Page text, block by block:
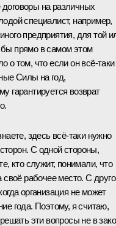
на различных
специалист, например,
предприятия, для той
прямо в самом этом
о том, что если он всё‑таки
Силы на год,
гарантируется возврат
здесь всё‑таки нужно
С одной стороны,
кто служит, понимали, что
своё рабочее место. С
организация не может
года. Поэтому, я считаю,
эти вопросы не в